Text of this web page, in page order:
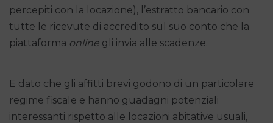
percepiti con la locazione), l’estratto bancario con
tutte le ricevute di accredito sul suo conto che la
piattaforma online gli invia alle scadenze.
E dato che gli affitti brevi godono di un particolare
regime fiscale e hanno guadagni potenziali
interessanti rispetto alle locazioni abitative usuali,